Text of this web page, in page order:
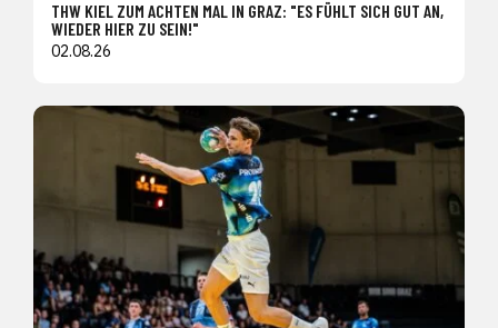
THW KIEL ZUM ACHTEN MAL IN GRAZ: "ES FÜHLT SICH GUT AN,
WIEDER HIER ZU SEIN!"
02.08.26